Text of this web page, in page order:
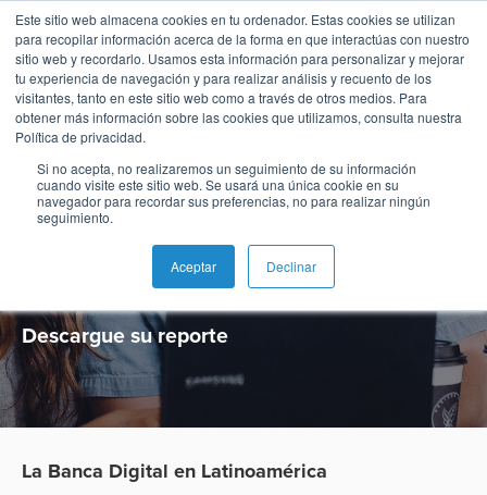
Este sitio web almacena cookies en tu ordenador. Estas cookies se utilizan
para recopilar información acerca de la forma en que interactúas con nuestro
sitio web y recordarlo. Usamos esta información para personalizar y mejorar
tu experiencia de navegación y para realizar análisis y recuento de los
visitantes, tanto en este sitio web como a través de otros medios. Para
obtener más información sobre las cookies que utilizamos, consulta nuestra
Política de privacidad.
Si no acepta, no realizaremos un seguimiento de su información
cuando visite este sitio web. Se usará una única cookie en su
navegador para recordar sus preferencias, no para realizar ningún
seguimiento.
Aceptar Declinar
La Banca Digital
en
Latinoamérica
Descargue su reporte
La Banca Digital en Latinoamérica